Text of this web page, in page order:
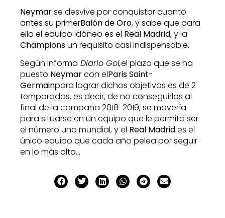
Neymarse desvive por conquistar cuanto
antes su primerBalón de Oro, y sabe que para
ello el equipo idóneo es el Real Madrid, y la
Championsun requisito casi indispensable.
Según informa Diario Gol,el plazo que se ha
puesto Neymarcon elParis Saint-
Germainpara lograr dichos objetivos es de 2
temporadas, es decir, de no conseguirlos al
final de la campaña 2018-2019, se movería
para situarse en un equipo que le permita ser
el número uno mundial, y el Real Madrides el
único equipo que cada año pelea por seguir
en lo más alto…